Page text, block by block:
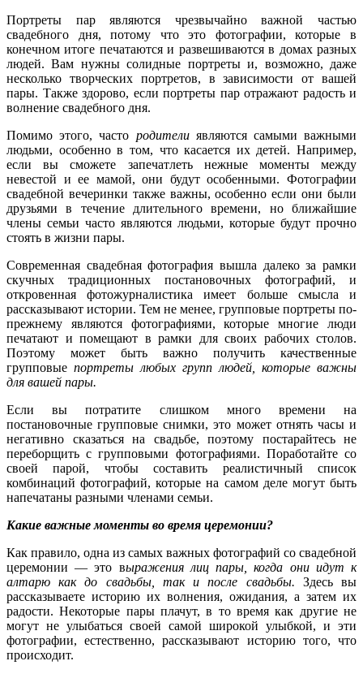
Портреты пар являются чрезвычайно важной частью
свадебного дня, потому что это фотографии, которые в
конечном итоге печатаются и развешиваются в домах разных
людей. Вам нужны солидные портреты и, возможно, даже
несколько творческих портретов, в зависимости от вашей
пары. Также здорово, если портреты пар отражают радость и
волнение свадебного дня.
Помимо этого, часто родителиявляются самыми важными
людьми, особенно в том, что касается их детей. Например,
если вы сможете запечатлеть нежные моменты между
невестой и ее мамой, они будут особенными. Фотографии
свадебной вечеринки также важны, особенно если они были
друзьями в течение длительного времени, но ближайшие
члены семьи часто являются людьми, которые будут прочно
стоять в жизни пары.
Современная свадебная фотография вышла далеко за рамки
скучных традиционных постановочных фотографий, и
откровенная фотожурналистика имеет больше смысла и
рассказывают истории. Тем не менее, групповые портреты по-
прежнему являются фотографиями, которые многие люди
печатают и помещают в рамки для своих рабочих столов.
Поэтому может быть важно получить качественные
групповые портреты любых групп людей, которые важны
для вашей пары.
Если вы потратите слишком много времени на
постановочные групповые снимки, это может отнять часы и
негативно сказаться на свадьбе, поэтому постарайтесь не
переборщить с групповыми фотографиями. Поработайте со
своей парой, чтобы составить реалистичный список
комбинаций фотографий, которые на самом деле могут быть
напечатаны разными членами семьи.
Какие важные моменты во время церемонии?
Как правило, одна из самых важных фотографий со свадебной
церемонии — это выражения лиц пары, когда они идут к
алтарю как до свадьбы, так и после свадьбы. Здесь вы
рассказываете историю их волнения, ожидания, а затем их
радости. Некоторые пары плачут, в то время как другие не
могут не улыбаться своей самой широкой улыбкой, и эти
фотографии, естественно, рассказывают историю того, что
происходит.